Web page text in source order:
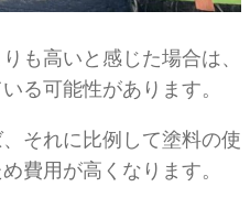
も高いと感じた場合は、
る可能性があります。
それに比例して塗料の使
費用が高くなります。